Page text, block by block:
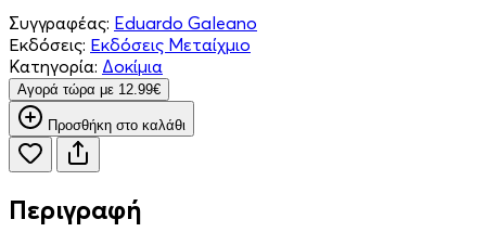
Συγγραφέας: Eduardo Galeano
Εκδόσεις: Εκδόσεις Μεταίχμιο
Κατηγορία: Δοκίμια
Aγορά τώρα με 12.99€
Προσθήκη στο καλάθι
Περιγραφή